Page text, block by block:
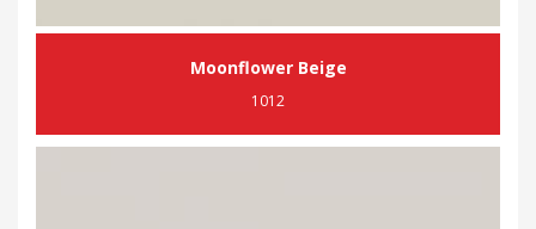
Moonflower Beige
1012